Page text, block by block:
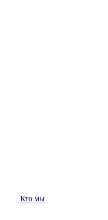
Кто мы